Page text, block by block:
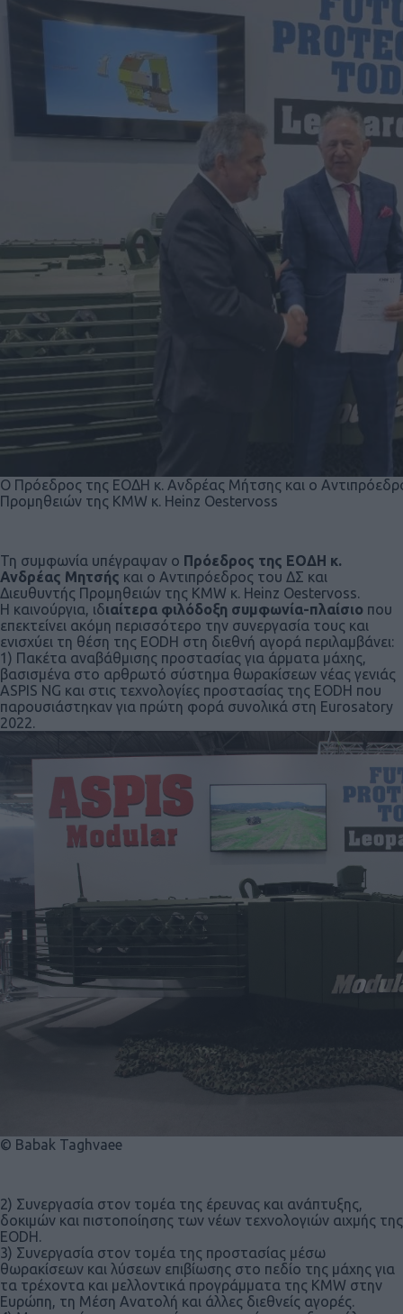
Ο Πρόεδρος της ΕΟΔΗ κ. Ανδρέας Μήτσης και ο
Προμηθειών της KMW κ. Heinz Oestervoss
Τη συμφωνία υπέγραψαν ο Πρόεδρος της ΕΟΔΗ κ.
Ανδρέας Μητσής και ο Αντιπρόεδρος του ΔΣ και
Διευθυντής Προμηθειών της KMW κ. Heinz Oestervoss.
Η καινούργια, ιδιαίτερα φιλόδοξη συμφωνία-πλαίσιο που
επεκτείνει ακόμη περισσότερο την συνεργασία τους και
ενισχύει τη θέση της EODH στη διεθνή αγορά περιλαμβάνει:
1) Πακέτα αναβάθμισης προστασίας για άρματα μάχης,
βασισμένα στο αρθρωτό σύστημα θωρακίσεων νέας γενιάς
ASPIS NG και στις τεχνολογίες προστασίας της EODH που
παρουσιάστηκαν για πρώτη φορά συνολικά στη Eurosatory
2022.
© Babak Taghvaee
2) Συνεργασία στον τομέα της έρευνας και ανάπτυξης,
δοκιμών και πιστοποίησης των νέων τεχνολογιών αιχμής της
EODH.
3) Συνεργασία στον τομέα της προστασίας μέσω
θωρακίσεων και λύσεων επιβίωσης στο πεδίο της μάχης για
τα τρέχοντα και μελλοντικά προγράμματα της KMW στην
Ευρώπη, τη Μέση Ανατολή και άλλες διεθνείς αγορές.